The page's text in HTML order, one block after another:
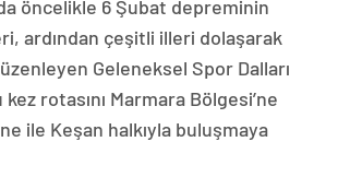
öncelikle 6 Şubat depreminin
ardından çeşitli illeri dolaşarak
Geleneksel Spor Dalları
rotasını Marmara Bölgesi’ne
ile Keşan halkıyla buluşmaya